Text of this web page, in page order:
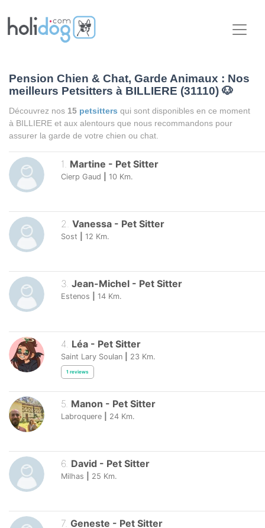
Pension Chien & Chat, Garde Animaux : Nos
meilleurs Petsitters à BILLIERE (31110) 🐶
Découvrez nos 15 petsitters qui sont disponibles en ce moment
à BILLIERE et aux alentours que nous recommandons pour
assurer la garde de votre chien ou chat.
1. Martine - Pet Sitter
Cierp Gaud 10 Km.
2. Vanessa - Pet Sitter
Sost 12 Km.
3. Jean-Michel - Pet Sitter
Estenos 14 Km.
4 Léa - Pet Sitter
Saint Lary Soulan 23 Km.
1 reviews
5 Manon - Pet Sitter
Labroquere 24 Km.
6. David - Pet Sitter
Milhas 25 Km.
7. Geneste - Pet Sitter